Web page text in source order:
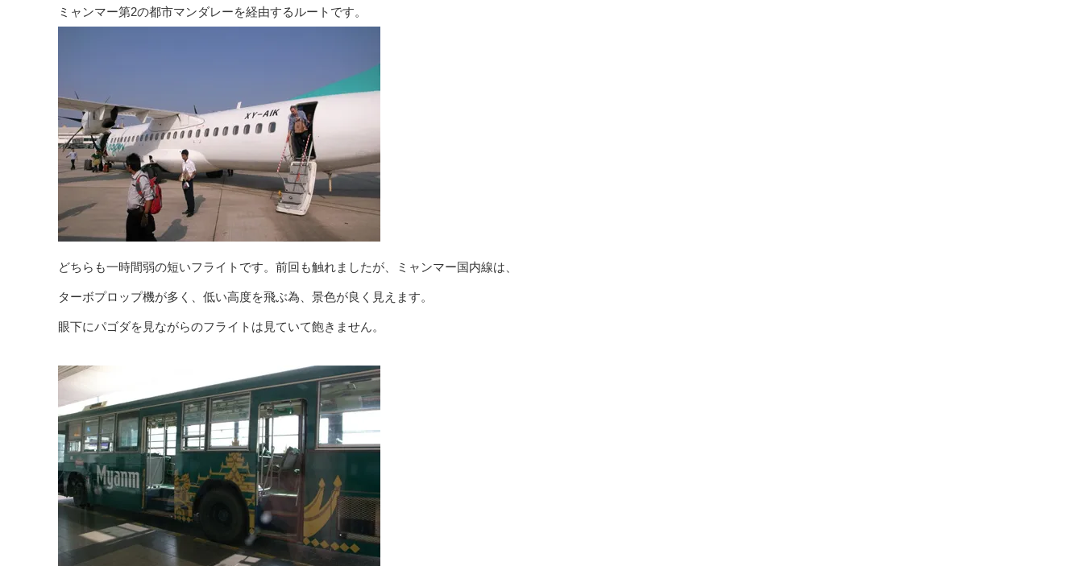
ミャンマー第2の都市マンダレーを経由するルートです。
どちらも一時間弱の短いフライトです。前回も触れましたが、ミャンマー国内線は、
ターボプロップ機が多く、低い高度を飛ぶ為、景色が良く見えます。
眼下にパゴダを見ながらのフライトは見ていて飽きません。